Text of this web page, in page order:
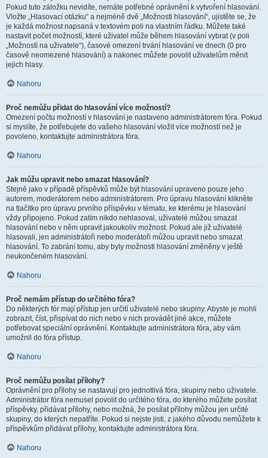
Pokud tuto záložku nevidíte, nemáte potřebné oprávnění k vytvoření hlasování.
Vložte „Hlasovací otázku“ a nejméně dvě „Možnosti hlasování“, ujistěte se, že
je každá možnost napsaná v textovém poli na vlastním řádku. Můžete také
nastavit počet možností, které uživatel může během hlasování vybrat (v poli
„Možností na uživatele“), časové omezení trvání hlasování ve dnech (0 pro
časově neomezené hlasování) a nakonec můžete povolit uživatelům měnit
jejich hlasy.
Nahoru
Proč nemůžu přidat do hlasování více možností?
Omezení počtu možností v hlasování je nastaveno administrátorem fóra. Pokud
si myslíte, že potřebujete do vašeho hlasování vložit více možností než je
povoleno, kontaktujte administrátora fóra.
Nahoru
Jak můžu upravit nebo smazat hlasování?
Stejně jako v případě příspěvků může být hlasování upraveno pouze jeho
autorem, moderátorem nebo administrátorem. Pro úpravu hlasování klikněte
na tlačítko pro úpravu prvního příspěvku v tématu, ke kterému je hlasování
vždy připojeno. Pokud zatím nikdo nehlasoval, uživatelé můžou smazat
hlasování nebo v něm upravit jakoukoliv možnost. Pokud ale již uživatelé
hlasovali, jen administrátoři nebo moderátoři můžou upravit nebo smazat
hlasování. To zabrání tomu, aby byly možnosti hlasování změněny v ještě
neukončeném hlasování.
Nahoru
Proč nemám přístup do určitého fóra?
Do některých fór mají přístup jen určití uživatelé nebo skupiny. Abyste je mohli
zobrazit, číst, přispívat do nich nebo v nich provádět jiné akce, můžete
potřebovat speciální oprávnění. Kontaktujte administrátora fóra, aby vám
umožnil do fóra přístup.
Nahoru
Proč nemůžu posílat přílohy?
Oprávnění pro přílohy se nastavují pro jednotlivá fóra, skupiny nebo uživatele.
Administrátor fóra nemusel povolit do určitého fóra, do kterého můžete posílat
příspěvky, přidávat přílohy, nebo možná, že posílat přílohy můžou jen určité
skupiny, do kterých nepatříte. Pokud si nejste jisti, z jakého důvodu nemůžete k
příspěvkům přidávat přílohy, kontaktujte administrátora fóra.
Nahoru